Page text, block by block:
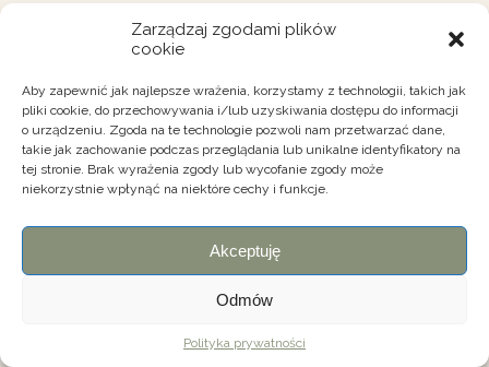
Zarządzaj zgodami plików
cookie
Aby zapewnić jak najlepsze wrażenia, korzystamy z technologii, takich jak
pliki cookie, do przechowywania i/lub uzyskiwania dostępu do informacji
o urządzeniu. Zgoda na te technologie pozwoli nam przetwarzać dane,
takie jak zachowanie podczas przeglądania lub unikalne identyfikatory na
tej stronie. Brak wyrażenia zgody lub wycofanie zgody może
niekorzystnie wpłynąć na niektóre cechy i funkcje.
Akceptuję
Odmów
Polityka prywatności